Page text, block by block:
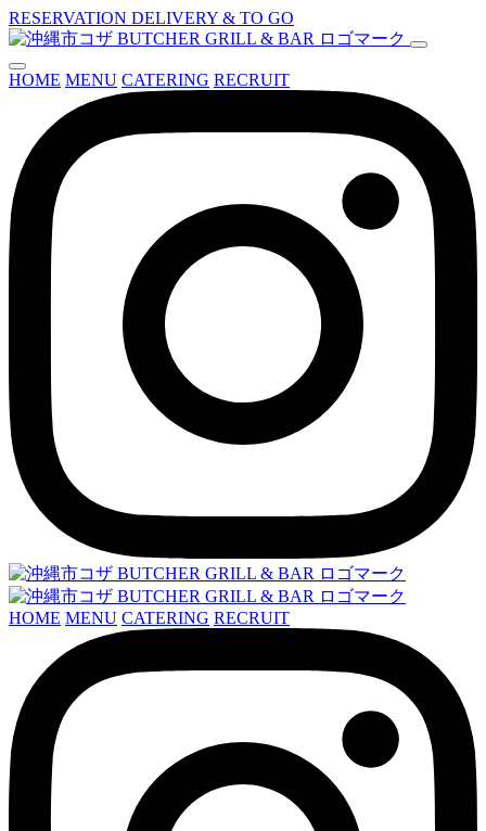
RESERVATION DELIVERY & TO GO
HOME MENU CATERING RECRUIT
HOME MENU CATERING RECRUIT